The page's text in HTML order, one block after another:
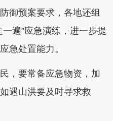
御预案要求，各地还组
遍”应急演练，进一步提
急处置能力。
要常备应急物资，加
遇山洪要及时寻求救